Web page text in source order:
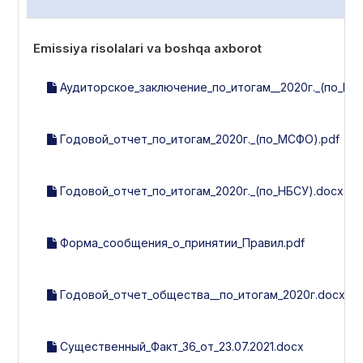
Emissiya risolalari va boshqa axborot
Годовой_отчет_по_итогам_2020г._(по_МСФО).pdf
Годовой_отчет_по_итогам_2020г._(по_НБСУ).docx
Форма_сообщения_о_принятии_Правил.pdf
Годовой_отчет_общества__по_итогам_2020г.docx
Существенный_Факт_36_от_23.07.2021.docx